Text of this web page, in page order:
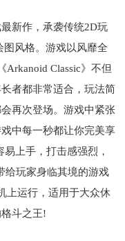
新作，承袭传统2D玩
风格。游戏以风靡全
Classic》不但
者都非常适合，玩法简
再次登场。游戏中紧张
中每一秒都让你完美享
上手，打击感强烈，
给玩家身临其境的游戏
上运行，适用于大众休
斗之王!